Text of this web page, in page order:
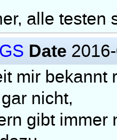
alle testen
GS Date
mir bekannt
nicht,
gibt immer